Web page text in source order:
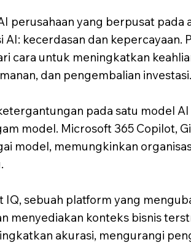
perusahaan yang berpusat pada
kecerdasan dan kepercayaan.
cara untuk meningkatkan
dan pengembalian investasi.
pada satu model
model. Microsoft 365 Copilot,
model, memungkinkan
sebuah platform yang
menyediakan konteks bisnis
akurasi, mengurangi